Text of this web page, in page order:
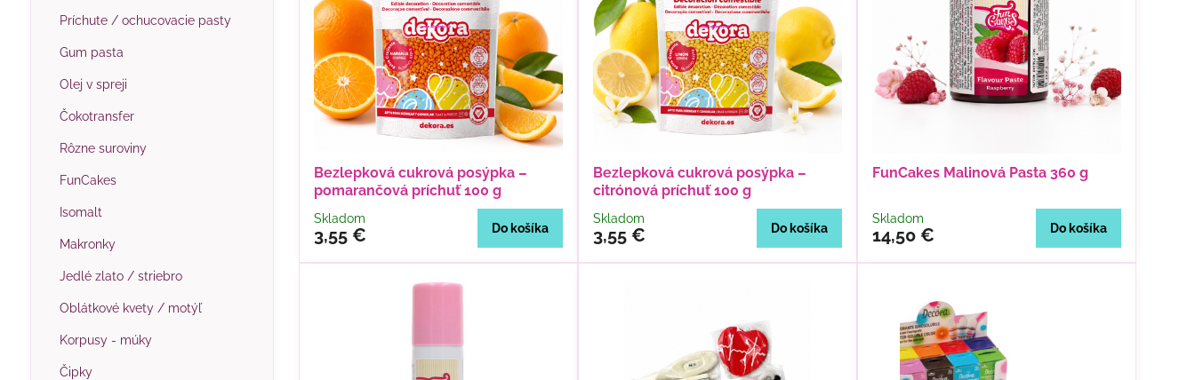
Bezlepková cukrová posýpka –
pomarančová príchuť 100 g
Skladom
3,55 € Do košíka
Bezlepková cukrová posýpka –
citrónová príchuť 100 g
Skladom
3,55 € Do košíka
FunCakes Malinová Pasta 360 g
Skladom
14,50 € Do košíka
Príchute / ochucovacie pasty
Gum pasta
Olej v spreji
Čokotransfer
Rôzne suroviny
FunCakes
Isomalt
Makronky
Jedlé zlato / striebro
Oblátkové kvety / motýľ
Korpusy - múky
Čipky